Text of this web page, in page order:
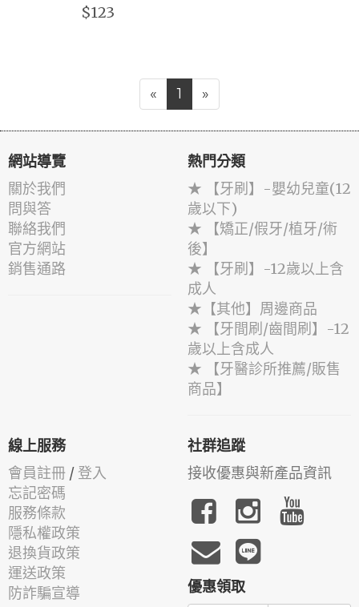
$123
« 1 »
網站導覽
關於我們
問與答
聯絡我們
官方網站
銷售通路
熱門分類
★ 【牙刷】-嬰幼兒童(12
歲以下)
★ 【矯正/假牙/植牙/術
後】
★ 【牙刷】-12歲以上含
成人
★【其他】周邊商品
★ 【牙間刷/齒間刷】-12
歲以上含成人
★ 【牙醫診所推薦/販售
商品】
線上服務
會員註冊 / 登入
忘記密碼
服務條款
隱私權政策
退換貨政策
運送政策
防詐騙宣導
社群追蹤
接收優惠與新產品資訊
優惠領取